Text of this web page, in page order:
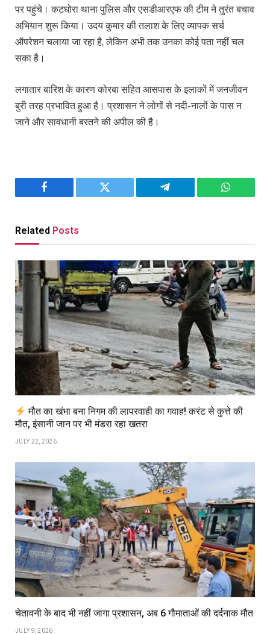
पर पहुंचे। कटघोरा थाना पुलिस और एसडीआरएफ की टीम ने तुरंत बचाव
अभियान शुरू किया। उदय कुमार की तलाश के लिए व्यापक सर्च
ऑपरेशन चलाया जा रहा है, लेकिन अभी तक उनका कोई पता नहीं चल
सका है।
लगातार बारिश के कारण कोरबा सहित आसपास के इलाकों में जनजीवन
बुरी तरह प्रभावित हुआ है। प्रशासन ने लोगों से नदी-नालों के पास न
जाने और सावधानी बरतने की अपील की है।
Facebook Twitter Telegram
Related Posts
मौत का खंभा बना निगम की लापरवाही का गवाह! करंट से कुत्ते की
मौत, इंसानी जान पर भी मंडरा रहा खतरा
JULY 22, 2026
चेतावनी के बाद भी नहीं जागा प्रशासन, अब 6 गौमाताओं की दर्दनाक मौत
JULY 9, 2026